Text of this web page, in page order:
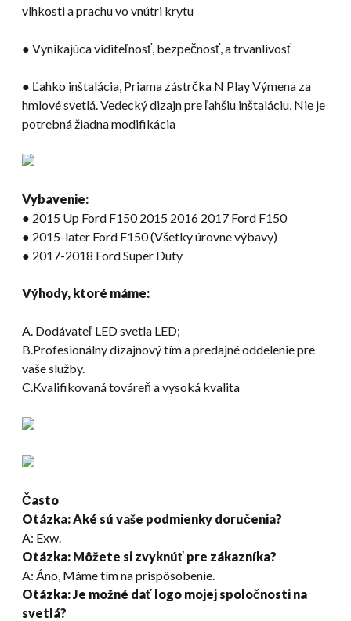
vlhkosti a prachu vo vnútri krytu
● Vynikajúca viditeľnosť, bezpečnosť, a trvanlivosť
● Ľahko inštalácia, Priama zástrčka N Play Výmena za
hmlové svetlá. Vedecký dizajn pre ľahšiu inštaláciu, Nie je
potrebná žiadna modifikácia
Vybavenie:
● 2015 Up Ford F150 2015 2016 2017 Ford F150
● 2015-later Ford F150 (Všetky úrovne výbavy)
● 2017-2018 Ford Super Duty
Výhody, ktoré máme:
A. Dodávateľ LED svetla LED;
B.Profesionálny dizajnový tím a predajné oddelenie pre
vaše služby.
C.Kvalifikovaná továreň a vysoká kvalita
Často
Otázka: Aké sú vaše podmienky doručenia?
A: Exw.
Otázka: Môžete si zvyknúť pre zákazníka?
A: Áno, Máme tím na prispôsobenie.
Otázka: Je možné dať logo mojej spoločnosti na
svetlá?